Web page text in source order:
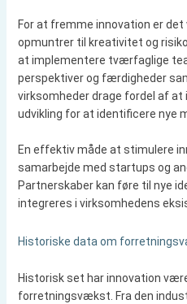
For at fremme innovation er
opmuntrer til kreativitet og
at implementere tværfaglige
perspektiver og færdigheder
virksomheder drage fordel af at
udvikling for at identificere nye
En effektiv måde at stimulere
samarbejde med startups og
Partnerskaber kan føre til nye
integreres i virksomhedens
Historiske data om
Historisk set har innovation
forretningsvækst. Fra den